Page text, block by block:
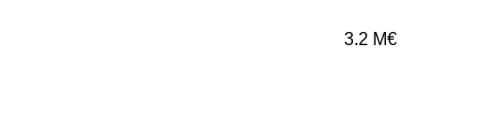
3.2 M€